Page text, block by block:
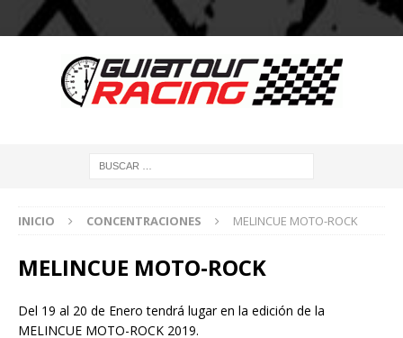
INICIO CONCENTRACIONES MELINCUE MOTO-ROCK
MELINCUE MOTO-ROCK
Del 19 al 20 de Enero tendrá lugar en la edición de la
MELINCUE MOTO-ROCK 2019.